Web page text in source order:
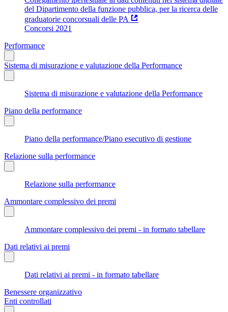
del Dipartimento della funzione pubblica, per la ricerca delle
graduatorie concorsuali delle PA
Concorsi 2021
Performance
Sistema di misurazione e valutazione della Performance
Sistema di misurazione e valutazione della Performance
Piano della performance
Piano della performance/Piano esecutivo di gestione
Relazione sulla performance
Relazione sulla performance
Ammontare complessivo dei premi
Ammontare complessivo dei premi - in formato tabellare
Dati relativi ai premi
Dati relativi ai premi - in formato tabellare
Benessere organizzativo
Enti controllati